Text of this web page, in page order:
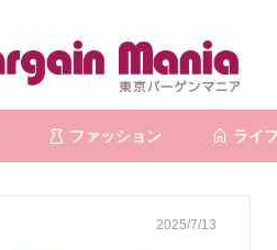
ファッション ライフ
2025/7/13